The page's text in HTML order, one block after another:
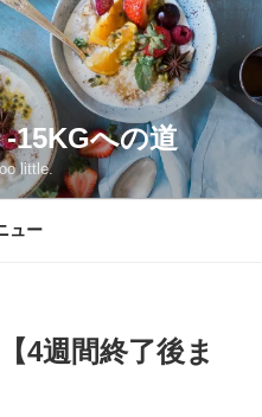
15KGへの道
little.
ュー
4週間終了後ま